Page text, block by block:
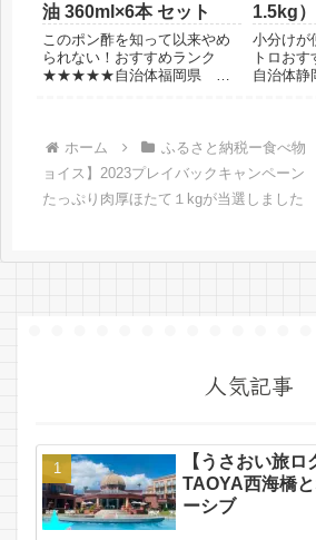
油 360ml×6本 セット
このポン酢を知って以来やめ
られない！おすすめランク
★★★★★自治体福岡県 朝
ポン酢が大好きだから◆レビ
ュー以前スーパーで見かけて
購入して以来...
1.5kg
小分けが
トロお
自治体
ら大容量
◆レビュ
ンなので
く...
ホーム ふるさと納税ー食べ物
ョイス】2023プレイバックキャンペー
たっぷり肉厚ほたて１kgが当選しました
人気記事
【うさおい旅ロ
TAOYA西海橋
ーシブ